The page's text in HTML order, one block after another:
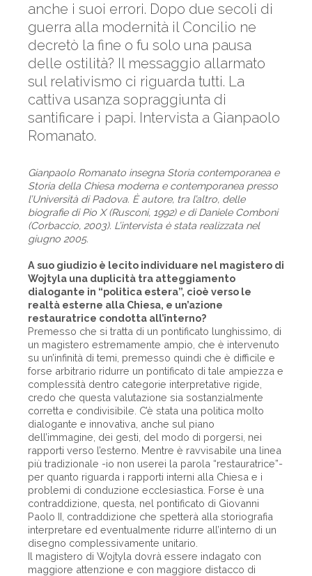
anche i suoi errori. Dopo due secoli di
guerra alla modernità il Concilio ne
decretò la fine o fu solo una pausa
delle ostilità? Il messaggio allarmato
sul relativismo ci riguarda tutti. La
cattiva usanza sopraggiunta di
santificare i papi. Intervista a Gianpaolo
Romanato.
Gianpaolo Romanato insegna Storia contemporanea e
Storia della Chiesa moderna e contemporanea presso
l’Università di Padova. È autore, tra l’altro, delle
biografie di Pio X (Rusconi, 1992) e di Daniele Comboni
(Corbaccio, 2003). L’intervista è stata realizzata nel
giugno 2005.
A suo giudizio è lecito individuare nel magistero di
Wojtyla una duplicità tra atteggiamento
dialogante in “politica estera”, cioè verso le
realtà esterne alla Chiesa, e un’azione
restauratrice condotta all’interno?
Premesso che si tratta di un pontificato lunghissimo, di
un magistero estremamente ampio, che è intervenuto
su un’infinità di temi, premesso quindi che è difficile e
forse arbitrario ridurre un pontificato di tale ampiezza e
complessità dentro categorie interpretative rigide,
credo che questa valutazione sia sostanzialmente
corretta e condivisibile. C’è stata una politica molto
dialogante e innovativa, anche sul piano
dell’immagine, dei gesti, del modo di porgersi, nei
rapporti verso l’esterno. Mentre è ravvisabile una linea
più tradizionale -io non userei la parola “restauratrice”-
per quanto riguarda i rapporti interni alla Chiesa e i
problemi di conduzione ecclesiastica. Forse è una
contraddizione, questa, nel pontificato di Giovanni
Paolo II, contraddizione che spetterà alla storiografia
interpretare ed eventualmente ridurre all’interno di un
disegno complessivamente unitario.
Il magistero di Wojtyla dovrà essere indagato con
maggiore attenzione e con maggiore distacco di